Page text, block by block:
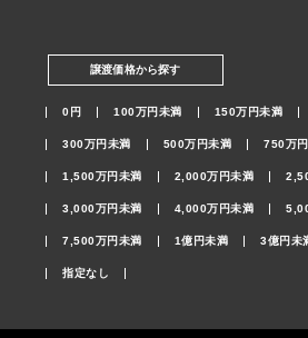
譲渡価格から探す
0円 100万円未満 150万円未満
300万円未満 500万円未満 750万
1,500万円未満 2,000万円未満
3,000万円未満 4,000万円未満
7,500万円未満 1億円未満 3億円未
指定なし